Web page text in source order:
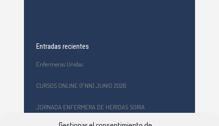
Entradas recientes
Enfermeras Unidas
CURSOS ONLINE (FNN) JUNIO 2026
JORNADA ENFERMERA DE HERIDAS SORIA